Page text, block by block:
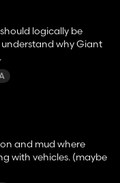
logically be
why Giant
and mud where
with vehicles. (maybe